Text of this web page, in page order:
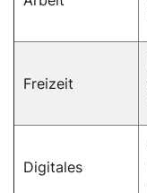
Freizeit
Digitales